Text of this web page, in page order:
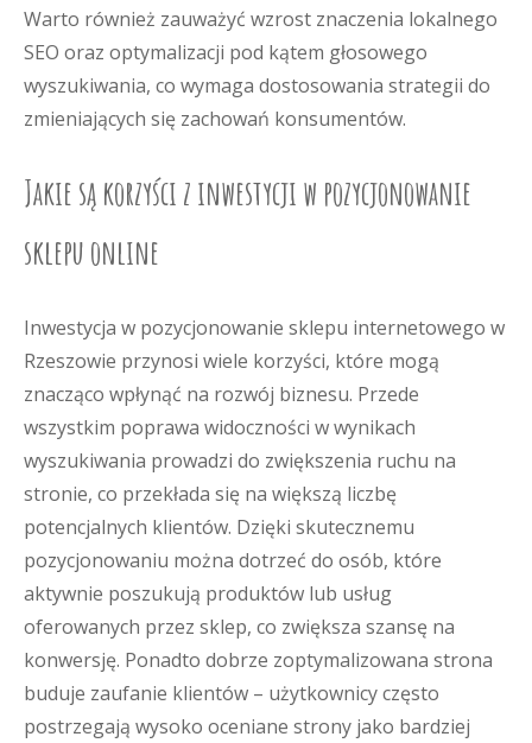
Warto również zauważyć wzrost znaczenia lokalnego
SEO oraz optymalizacji pod kątem głosowego
wyszukiwania, co wymaga dostosowania strategii do
zmieniających się zachowań konsumentów.
Jakie są korzyści z inwestycji w pozycjonowanie
sklepu online
Inwestycja w pozycjonowanie sklepu internetowego w
Rzeszowie przynosi wiele korzyści, które mogą
znacząco wpłynąć na rozwój biznesu. Przede
wszystkim poprawa widoczności w wynikach
wyszukiwania prowadzi do zwiększenia ruchu na
stronie, co przekłada się na większą liczbę
potencjalnych klientów. Dzięki skutecznemu
pozycjonowaniu można dotrzeć do osób, które
aktywnie poszukują produktów lub usług
oferowanych przez sklep, co zwiększa szansę na
konwersję. Ponadto dobrze zoptymalizowana strona
buduje zaufanie klientów – użytkownicy często
postrzegają wysoko oceniane strony jako bardziej